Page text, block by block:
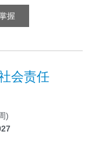
握
会责任
)